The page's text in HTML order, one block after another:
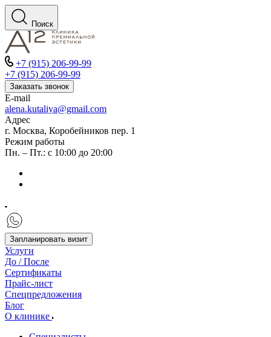
Поиск
+7 (915) 206-99-99
+7 (915) 206-99-99
Заказать звонок
E-mail
alena.kutaliya@gmail.com
Адрес
г. Москва, Коробейников пер. 1
Режим работы
Пн. – Пт.: с 10:00 до 20:00
Запланировать визит
Услуги
До / После
Сертификаты
Прайс-лист
Спецпредложения
Блог
О клинике